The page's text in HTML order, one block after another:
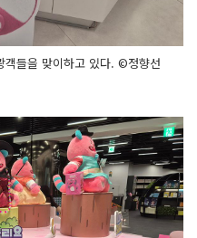
객들을 맞이하고 있다. ©정향선